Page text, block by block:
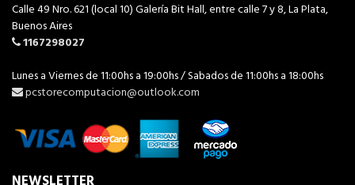
Calle 49 Nro. 621 (local 10) Galería Bit Hall, entre calle 7 y 8, La Plata,
Buenos Aires
1167298027
Lunes a Viernes de 11:00hs a 19:00hs / Sabados de 11:00hs a 18:00hs
pcstorecomputacion@outlook.com